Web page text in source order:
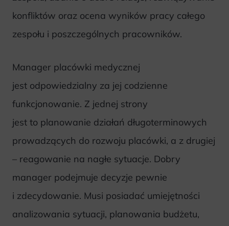
konfliktów oraz ocena wyników pracy całego
zespołu i poszczególnych pracowników.
Manager placówki medycznej
jest odpowiedzialny za jej codzienne
funkcjonowanie. Z jednej strony
jest to planowanie działań długoterminowych
prowadzących do rozwoju placówki, a z drugiej
– reagowanie na nagłe sytuacje. Dobry
manager podejmuje decyzje pewnie
i zdecydowanie. Musi posiadać umiejętności
analizowania sytuacji, planowania budżetu,